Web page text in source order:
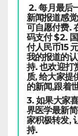
2. 每月最后
新闻报道感
可自愿付费.
码支付 $2.
付人民币15
我的报道的
持. 也欢迎打
质, 给大家提
的新闻,跟着
3. 如果大家
界医学最新
家积极转发,
持.